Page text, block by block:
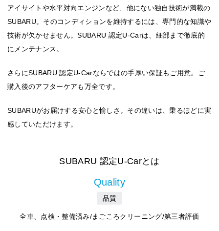
アイサイトや水平対向エンジンなど、他にない独自技術が満載の
SUBARU。そのコンディションを維持するには、専門的な知識や
技術が欠かせません。SUBARU 認定U-Carは、細部まで徹底的
にメンテナンス。
さらにSUBARU 認定U-Carならではの手厚い保証もご用意。ご
購入後のアフターケアも万全です。
SUBARUがお届けする安心と愉しさ。その違いは、乗るほどに実
感していただけます。
SUBARU 認定U-Carとは
Quality
品質
全車、点検・整備済み/まごころクリーニング/第三者評価